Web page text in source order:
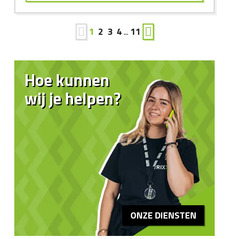
1 2 3 4... 11
Hoe kunnen
wij je helpen?
ONZE DIENSTEN